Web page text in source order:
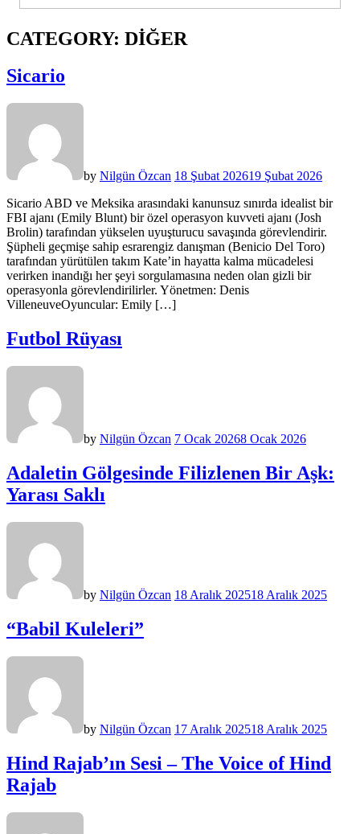
CATEGORY: DIĞER
Sicario
by Nilgün Özcan 18 Şubat 202619 Şubat 2026
Sicario ABD ve Meksika arasındaki kanunsuz sınırda idealist bir
FBI ajanı (Emily Blunt) bir özel operasyon kuvveti ajanı (Josh
Brolin) tarafından yükselen uyuşturucu savaşında görevlendirir.
Şüpheli geçmişe sahip esrarengiz danışman (Benicio Del Toro)
tarafından yürütülen takım Kate’in hayatta kalma mücadelesi
verirken inandığı her şeyi sorgulamasına neden olan gizli bir
operasyonla görevlendirilirler. Yönetmen: Denis
VilleneuveOyuncular: Emily […]
Futbol Rüyası
by Nilgün Özcan 7 Ocak 20268 Ocak 2026
Adaletin Gölgesinde Filizlenen Bir Aşk:
Yarası Saklı
by Nilgün Özcan 18 Aralık 202518 Aralık 2025
“Babil Kuleleri”
by Nilgün Özcan 17 Aralık 202518 Aralık 2025
Hind Rajab’ın Sesi – The Voice of Hind
Rajab